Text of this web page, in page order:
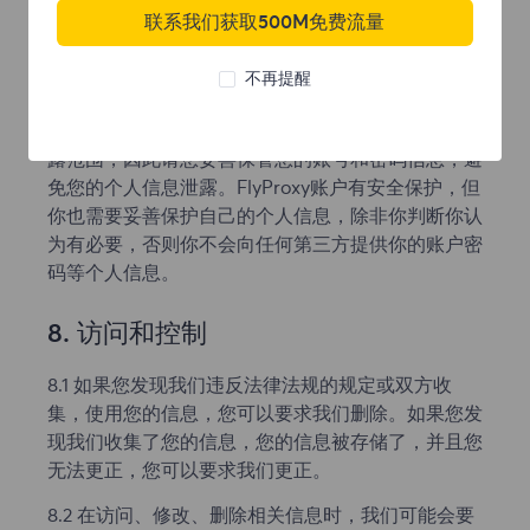
邮件、推送通知、公告等形式通知您。并为您提供安
露范围，因此请您妥善保管您的账号和密码信息，避
免您的个人信息泄露。FlyProxy账户有安全保护，但
你也需要妥善保护自己的个人信息，除非你判断你认
为有必要，否则你不会向任何第三方提供你的账户密
码等个人信息。
8. 访问和控制
8.1 如果您发现我们违反法律法规的规定或双方收
集，使用您的信息，您可以要求我们删除。如果您发
现我们收集了您的信息，您的信息被存储了，并且您
无法更正，您可以要求我们更正。
8.2 在访问、修改、删除相关信息时，我们可能会要
联系我们获取500M免费流量
不再提醒